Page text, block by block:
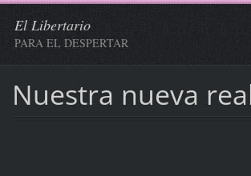
El Libertario
PARA EL DESPERTAR
Nuestra nueva